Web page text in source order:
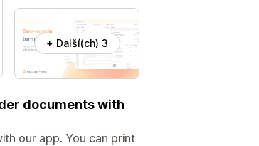
+ Další(ch) 3
documents with
our app. You can print